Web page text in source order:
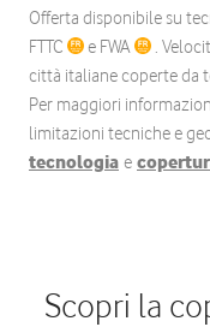
Offerta disponibile su
FTTC
e FWA
.
città italiane coperte da
Per maggiori
limitazioni tecniche e
tecnologia e
Scopri la